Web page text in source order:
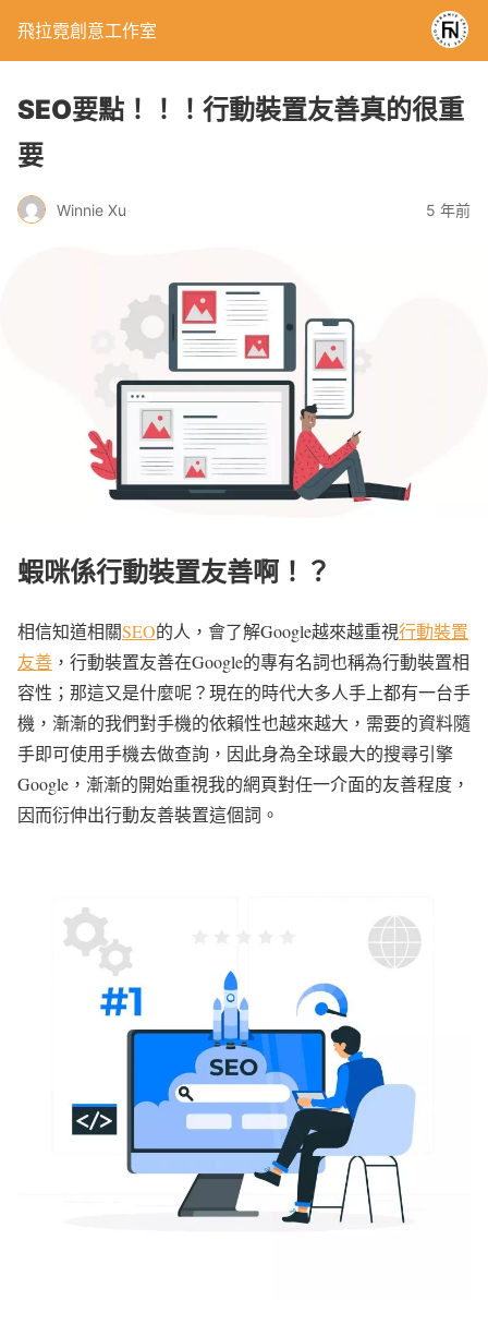
飛拉霓創意工作室
SEO要點！！！行動裝置友善真的很重
要
Winnie Xu 5 年前
蝦咪係行動裝置友善啊！？
相信知道相關SEO的人，會了解Google越來越重視行動裝置
友善 ，行動裝置友善在Google的專有名詞也稱為行動裝置相
容性；那這又是什麼呢？現在的時代大多人手上都有一台手
機，漸漸的我們對手機的依賴性也越來越大，需要的資料隨
手即可使用手機去做查詢，因此身為全球最大的搜尋引擎
Google，漸漸的開始重視我的網頁對任一介面的友善程度，
因而衍伸出行動友善裝置這個詞。